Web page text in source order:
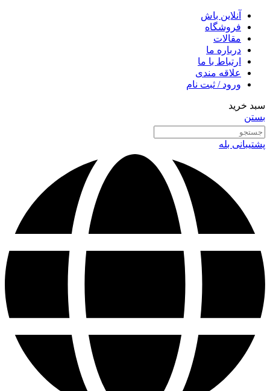
آنلاین باش
فروشگاه
مقالات
درباره ما
ارتباط با ما
علاقه مندی
ورود / ثبت نام
سبد خرید
بستن
پشتیبانی بله